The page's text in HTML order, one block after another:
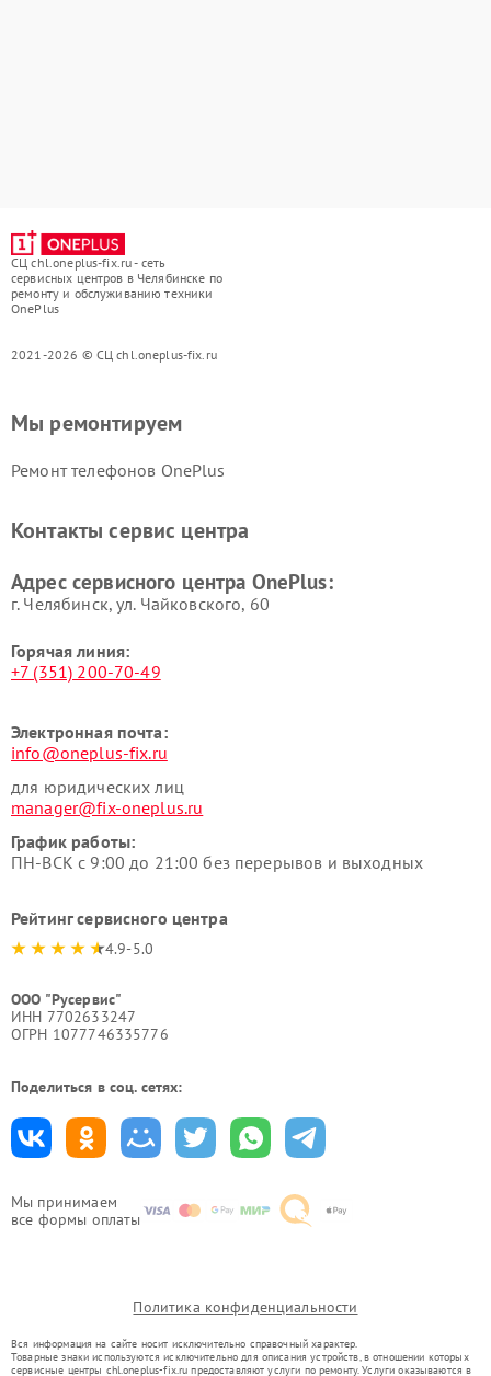
СЦ chl.oneplus-fix.ru - сеть
сервисных центров в Челябинске по
ремонту и обслуживанию техники
OnePlus
2021-2026 © СЦ chl.oneplus-fix.ru
Мы принимаем
все формы оплаты
Мы ремонтируем
Ремонт телефонов OnePlus
Контакты сервис центра
Адрес сервисного центра OnePlus:
г. Челябинск, ул. Чайковского, 60
Горячая линия:
+7 (351) 200-70-49
Электронная почта:
info@oneplus-fix.ru
для юридических лиц
manager@fix-oneplus.ru
График работы:
ПН-ВСК с 9:00 до 21:00 без перерывов и выходных
Рейтинг сервисного центра
4.9-5.0
ООО "Русервис"
ИНН 7702633247
ОГРН 1077746335776
Поделиться в соц. сетях:
Политика конфиденциальности
Вся информация на сайте носит исключительно справочный характер.
Товарные знаки используются исключительно для описания устройств, в отношении которых
сервисные центры chl.oneplus-fix.ru предоставляют услуги по ремонту. Услуги оказываются в